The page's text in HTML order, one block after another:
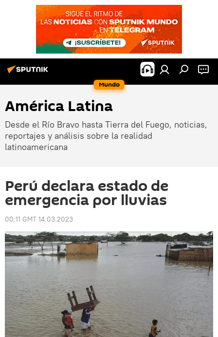
Mundo
América Latina
Desde el Río Bravo hasta Tierra del Fuego, noticias,
reportajes y análisis sobre la realidad
latinoamericana
Perú declara estado de
emergencia por lluvias
00:11 GMT 14.03.2023